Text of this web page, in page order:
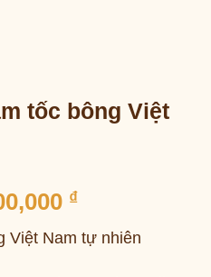
tốc bông Việt
₫Khoảng
giá:
từ
Việt Nam tự nhiên